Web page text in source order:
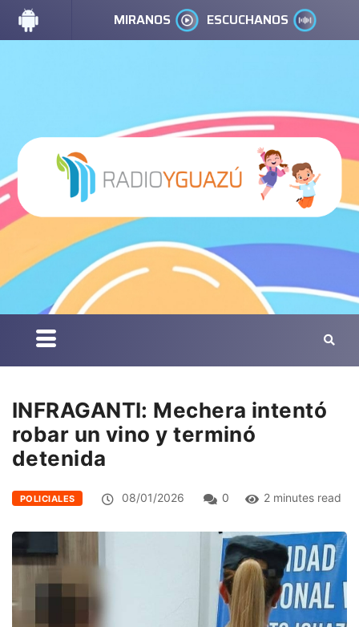
MIRANOS ESCUCHANOS
INFRAGANTI: Mechera intentó
robar un vino y terminó
detenida
POLICIALES 08/01/2026 0 2 minutes read